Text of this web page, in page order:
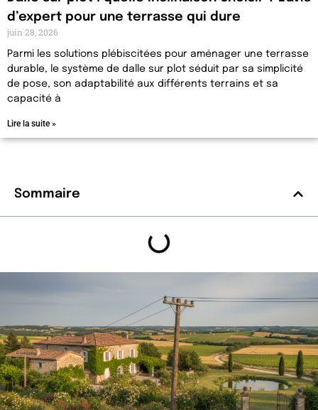
Sommaire
d’expert pour une terrasse qui dure
juin 28, 2026
Parmi les solutions plébiscitées pour aménager une terrasse
durable, le système de dalle sur plot séduit par sa simplicité
de pose, son adaptabilité aux différents terrains et sa
capacité à
Lire la suite »